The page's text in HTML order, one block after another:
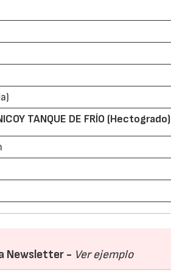
TANQUE DE FRÍO (Hectogrado)
Newsletter - Ver ejemplo